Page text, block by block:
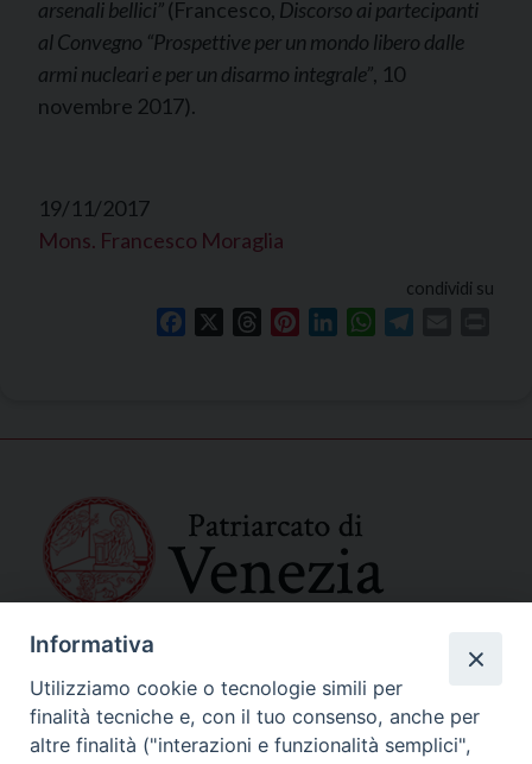
arsenali bellici”(Francesco, Discorso ai partecipanti
al Convegno “Prospettive per un mondo libero dalle
armi nucleari e per un disarmo integrale”, 10
novembre 2017).
19/11/2017
Mons. Francesco Moraglia
condividi su
Facebook ThreadsPinterestLinkedInWhatsApp
SEDE PRINCIPALE
Palazzo Patriarcale
San Marco, 320/A – 30124 Venezia
Tel. 041-2702411
e-mail curia@patriarcatovenezia.it
Informativa
Utilizziamo cookie o tecnologie simili per
finalità tecniche e, con il tuo consenso, anche per
altre finalità ("interazioni e funzionalità semplici",